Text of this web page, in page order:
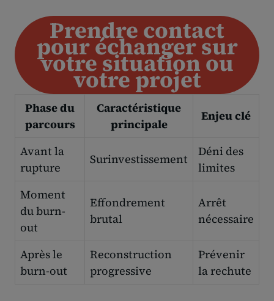
Prendre contact
pour échanger sur
votre situation ou
votre projet
Phase du
parcours
Caractéristique
principale
Enjeu clé
Avant la
rupture
Surinvestissement
Déni des
limites
Moment
du burn-
out
Effondrement
brutal
Arrêt
nécessaire
Après le
burn-out
Reconstruction
progressive
Prévenir
la rechute